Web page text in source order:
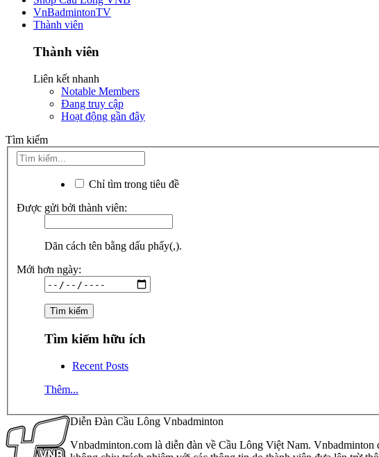
VnBadmintonTV
Thành viên
Thành viên
Liên kết nhanh
Notable Members
Đang truy cập
Hoạt động gần đây
Tìm kiếm
Chỉ tìm trong tiêu đề
Được gửi bởi thành viên:
Dãn cách tên bằng dấu phẩy(,).
Mới hơn ngày:
Tìm kiếm hữu ích
Recent Posts
Thêm...
Diễn Đàn Cầu Lông Vnbadminton
Vnbadminton.com là diễn đàn về Cầu Lông Việt Nam.